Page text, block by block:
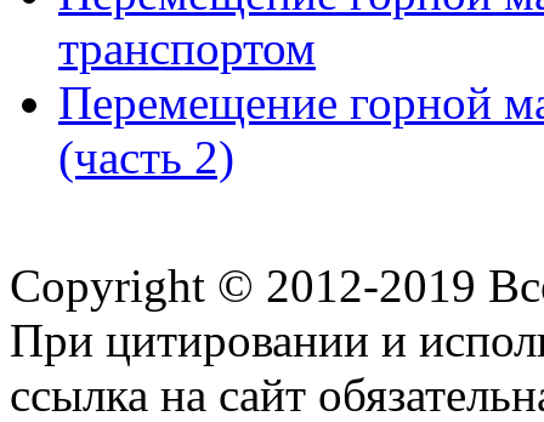
транспортом
Перемещение горной
(часть 2)
Copyright © 2012-2019
При цитировании и
ссылка на сайт